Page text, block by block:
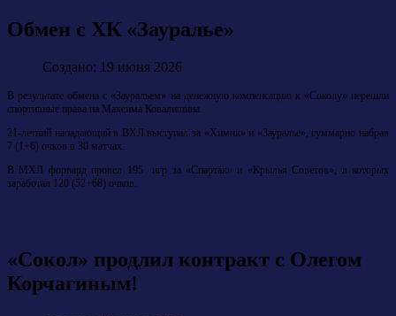
Обмен с ХК «Зауралье»
Создано: 19 июня 2026
В результате обмена с «Зауральем» на денежную компенсацию к «Соколу» перешли
спортивные права на Максима Ковалишина.
21-летний нападающий в ВХЛ выступал за «Химик» и «Зауралье», суммарно набрав
7 (1+6) очков в 30 матчах.
В МХЛ форвард провел 195 игр за «Спартак» и «Крылья Советов», в которых
заработал 120 (52+68) очков.
«Сокол» продлил контракт с Олегом
Корчагиным!